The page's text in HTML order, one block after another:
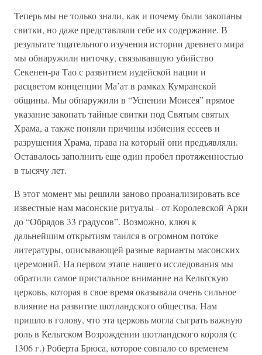
Теперь мы не только знали, как и почему были закопаны
свитки, но даже представляли себе их содержание. В
результате тщательного изучения истории древнего мира
мы обнаружили ниточку, связывавшую убийство
Секенен-ра Тао с развитием иудейской нации и
расцветом концепции Ма’ат в рамках Кумранской
общины. Мы обнаружили в “Успении Моисея” прямое
указание закопать тайные свитки под Святым святых
Храма, а также поняли причины избиения ессеев и
разрушения Храма, права на который они предъявляли.
Оставалось заполнить еще один пробел протяженностью
в тысячу лет.
В этот момент мы решили заново проанализировать все
известные нам масонские ритуалы - от Королевской Арки
до “Обрядов 33 градусов”. Возможно, ключ к
дальнейшим открытиям таился в огромном потоке
литературы, описывающей разные варианты масонских
церемоний. На первом этапе нашего исследования мы
обратили самое пристальное внимание на Кельтскую
церковь, которая в свое время оказывала очень сильное
влияние на развитие шотландского общества. Нам
пришло в голову, что эта церковь могла сыграть важную
роль в Кельтском Возрождении шотландского короля (с
1306 г.) Роберта Брюса, которое совпало со временем